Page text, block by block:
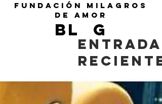
Fundación Milagros
de Amor
BL G